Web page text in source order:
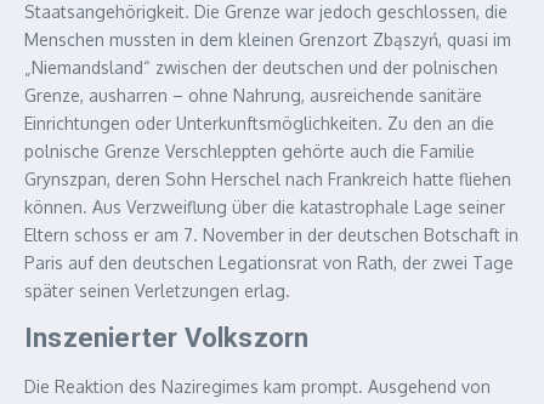
Staatsangehörigkeit. Die Grenze war jedoch geschlossen, die
Menschen mussten in dem kleinen Grenzort Zbąszyń, quasi im
„Niemandsland“ zwischen der deutschen und der polnischen
Grenze, ausharren – ohne Nahrung, ausreichende sanitäre
Einrichtungen oder Unterkunftsmöglichkeiten. Zu den an die
polnische Grenze Verschleppten gehörte auch die Familie
Grynszpan, deren Sohn Herschel nach Frankreich hatte fliehen
können. Aus Verzweiflung über die katastrophale Lage seiner
Eltern schoss er am 7. November in der deutschen Botschaft in
Paris auf den deutschen Legationsrat von Rath, der zwei Tage
später seinen Verletzungen erlag.
Inszenierter Volkszorn
Die Reaktion des Naziregimes kam prompt. Ausgehend von